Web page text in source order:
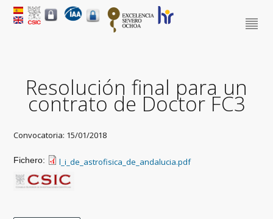
Resolución final para un
contrato de Doctor FC3
Convocatoria: 15/01/2018
Fichero: l_i_de_astrofisica_de_andalucia.pdf